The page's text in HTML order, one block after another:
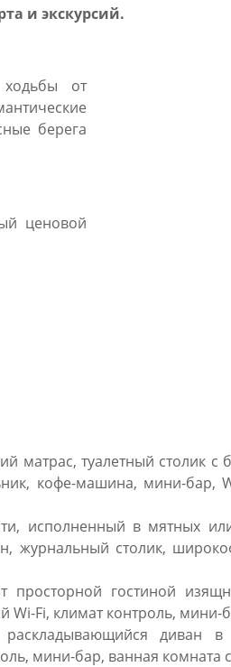
и экскурсий.
от
берега
ценовой
матрас, туалетный столик
кофе-машина, мини-бар,
исполненный в мятных
журнальный столик,
просторной гостиной
Fi, климат контроль, мини-
диван в
мини-бар, ванная комната